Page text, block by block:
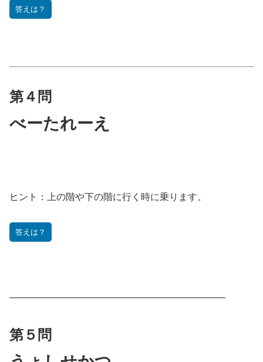
答えは？
第４問
べーたれーえ
ヒント： 上の階や下の階に行く時に乗ります。
答えは？
———————————————————————
第５問